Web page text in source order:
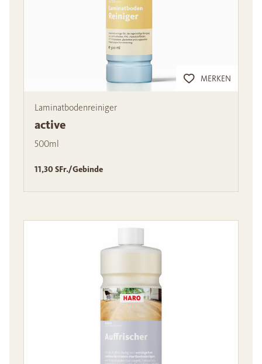
MERKEN
Laminatbodenreiniger
active
500ml
11,30 SFr./Gebinde